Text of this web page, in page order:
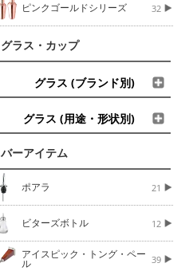
ピンクゴールドシリーズ 32
グラス・カップ
グラス (ブランド別)
グラス (用途・形状別)
バーアイテム
ポアラ 21
ビターズボトル 12
アイスピック・トング・ペー
ル 39